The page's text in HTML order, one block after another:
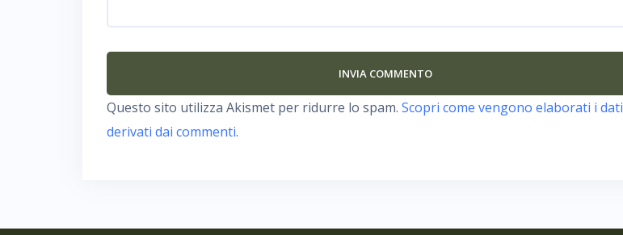
Questo sito utilizza Akismet per ridurre lo spam. Scopri come vengono elaborati i dati
derivati dai commenti.